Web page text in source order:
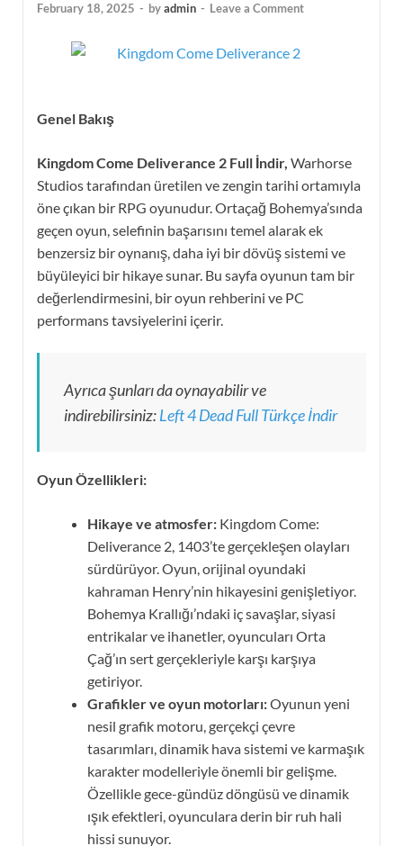
February 18, 2025 - byadmin - Leave a Comment
Genel Bakış
Kingdom Come Deliverance 2 Full İndir, Warhorse
Studios tarafından üretilen ve zengin tarihi ortamıyla
öne çıkan bir RPG oyunudur. Ortaçağ Bohemya’sında
geçen oyun, selefinin başarısını temel alarak ek
benzersiz bir oynanış, daha iyi bir dövüş sistemi ve
büyüleyici bir hikaye sunar. Bu sayfa oyunun tam bir
değerlendirmesini, bir oyun rehberini ve PC
performans tavsiyelerini içerir.
Ayrıca şunları da oynayabilir ve
indirebilirsiniz:Left 4 Dead Full Türkçe İndir
Oyun Özellikleri:
Hikaye ve atmosfer: Kingdom Come:
Deliverance 2, 1403’te gerçekleşen olayları
sürdürüyor. Oyun, orijinal oyundaki
kahraman Henry’nin hikayesini genişletiyor.
Bohemya Krallığı’ndaki iç savaşlar, siyasi
entrikalar ve ihanetler, oyuncuları Orta
Çağ’ın sert gerçekleriyle karşı karşıya
getiriyor.
Grafikler ve oyun motorları:Oyunun yeni
nesil grafik motoru, gerçekçi çevre
tasarımları, dinamik hava sistemi ve karmaşık
karakter modelleriyle önemli bir gelişme.
Özellikle gece-gündüz döngüsü ve dinamik
ışık efektleri, oyunculara derin bir ruh hali
hissi sunuyor.